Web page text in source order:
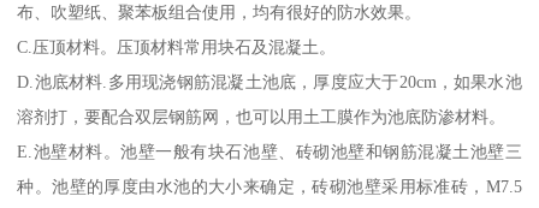
布、吹塑纸、聚苯板组合使用，均有很好的防水效果。
C.压顶材料。压顶材料常用块石及混凝土。
D.池底材料.多用现浇钢筋混凝土池底，厚度应大于20cm，如果水池
溶剂打，要配合双层钢筋网，也可以用土工膜作为池底防渗材料。
E.池壁材料。池壁一般有块石池壁、砖砌池壁和钢筋混凝土池壁三
种。池壁的厚度由水池的大小来确定，砖砌池壁采用标准砖，M7.5